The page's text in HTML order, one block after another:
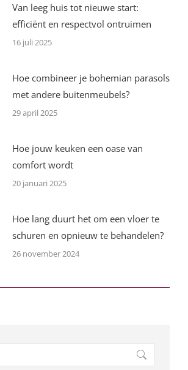
Van leeg huis tot nieuwe start:
efficiënt en respectvol ontruimen
16 juli 2025
Hoe combineer je bohemian parasols
met andere buitenmeubels?
29 april 2025
Hoe jouw keuken een oase van
comfort wordt
20 januari 2025
Hoe lang duurt het om een vloer te
schuren en opnieuw te behandelen?
26 november 2024